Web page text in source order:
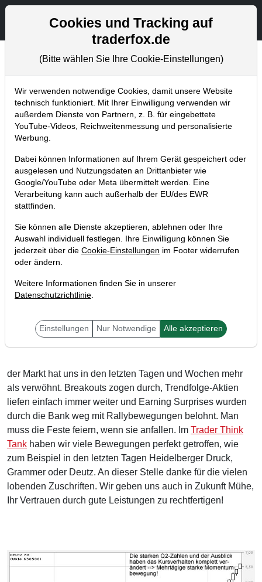
Aktien- und Artikelsuche
Tradingerfolge
Home Blog Tradingerfolge
Grammer, Deutz,.. - das waren
lauter Volltreffer!
14.08.2013 um 23:21 Uhr | TraderFox GmbH
der Markt hat uns in den letzten Tagen und Wochen mehr
als verwöhnt. Breakouts zogen durch, Trendfolge-Aktien
liefen einfach immer weiter und Earning Surprises wurden
durch die Bank weg mit Rallybewegungen belohnt. Man
muss die Feste feiern, wenn sie anfallen. Im Trader Think
Tank haben wir viele Bewegungen perfekt getroffen, wie
zum Beispiel in den letzten Tagen Heidelberger Druck,
Grammer oder Deutz. An dieser Stelle danke für die vielen
lobenden Zuschriften. Wir geben uns auch in Zukunft Mühe,
Ihr Vertrauen durch gute Leistungen zu rechtfertigen!
Cookies und Tracking auf
traderfox.de
(Bitte wählen Sie Ihre Cookie-Einstellungen)
Wir verwenden notwendige Cookies, damit unsere Website
technisch funktioniert. Mit Ihrer Einwilligung verwenden wir
außerdem Dienste von Partnern, z. B. für eingebettete
YouTube-Videos, Reichweitenmessung und personalisierte
Werbung.
Dabei können Informationen auf Ihrem Gerät gespeichert oder
ausgelesen und Nutzungsdaten an Drittanbieter wie
Google/YouTube oder Meta übermittelt werden. Eine
Verarbeitung kann auch außerhalb der EU/des EWR
stattfinden.
Sie können alle Dienste akzeptieren, ablehnen oder Ihre
Auswahl individuell festlegen. Ihre Einwilligung können Sie
jederzeit über die Cookie-Einstellungen im Footer widerrufen
oder ändern.
Weitere Informationen finden Sie in unserer
Datenschutzrichtlinie.
Einstellungen Nur Notwendige Alle akzeptieren